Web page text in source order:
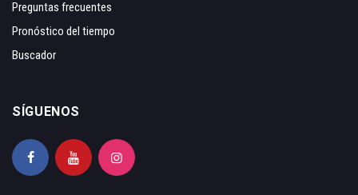
Preguntas frecuentes
Pronóstico del tiempo
Buscador
SÍGUENOS